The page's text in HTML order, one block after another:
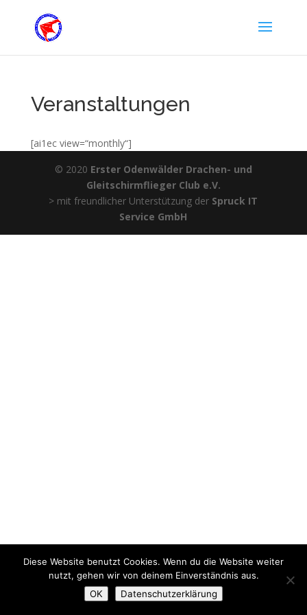
Veranstaltungen
[ai1ec view=“monthly“]
© 2020 Erster Odenwälder Drachen- und
Gleitschirmflieger Club e.V.
> mit freundlicher Unterstützung der Spruck IT
Service GmbH
Diese Website benutzt Cookies. Wenn du die Website weiter
nutzt, gehen wir von deinem Einverständnis aus.
OK
Datenschutzerklärung